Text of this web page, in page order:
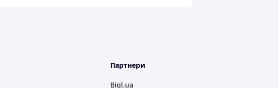
Партнери
Bigl.ua